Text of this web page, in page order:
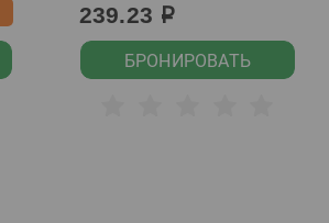
239.23 р
БРОНИРОВАТЬ